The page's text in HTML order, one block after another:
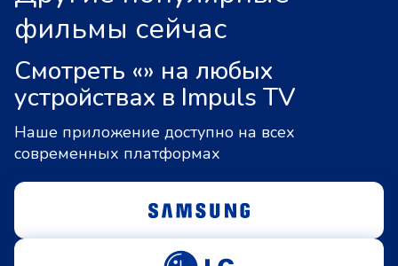
фильмы сейчас
Смотреть «» на любых
устройствах в Impuls TV
Наше приложение доступно на всех
современных платформах